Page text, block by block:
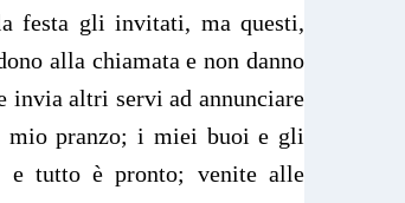
festa gli invitati, ma questi,
alla chiamata e non danno
altri servi ad annunciare
mio pranzo; i miei buoi e gli
e tutto è pronto; venite alle